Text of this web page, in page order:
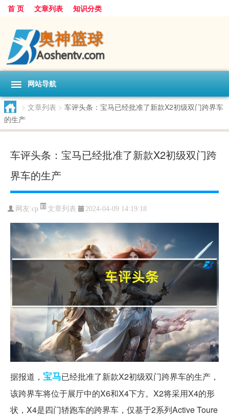
首 页 文章列表 知识分类
网站导航
> 文章列表 > 车评头条：宝马已经批准了新款X2初级双门跨界车
的生产
车评头条：宝马已经批准了新款X2初级双门跨
界车的生产
网友:cp 文章列表 2024-04-09 14:19:18
据报道， 宝马已经批准了新款X2初级双门跨界车的生产，
该跨界车将位于展厅中的X6和X4下方。X2将采用X4的形
状，X4是四门轿跑车的跨界车，仅基于2系列Active Toure